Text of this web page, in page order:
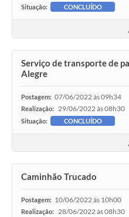
Situação: CONCLUÍDO
Serviço de transporte de
Alegre
Postagem: 07/06/2022 às 09h34
Realização: 29/06/2022 às 08h30
Situação: CONCLUÍDO
Caminhão Trucado
Postagem: 10/06/2022 às 10h00
Realização: 28/06/2022 às 08h30